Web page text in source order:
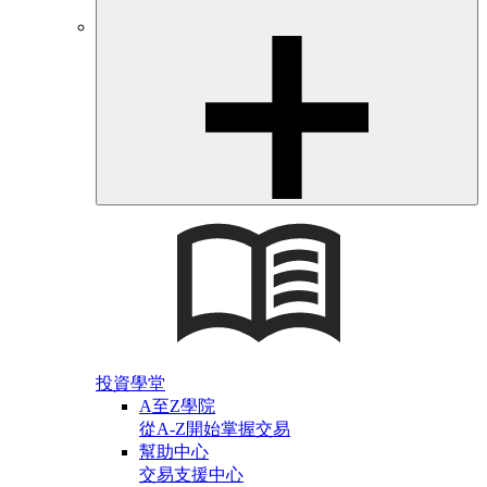
投資學堂
A至Z學院
從A-Z開始掌握交易
幫助中心
交易支援中心